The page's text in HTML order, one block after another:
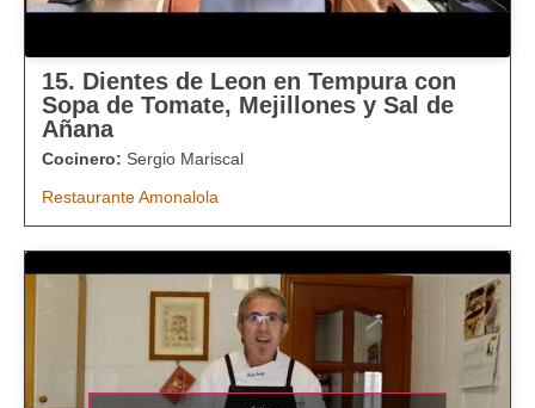
15. Dientes de Leon en Tempura con
Sopa de Tomate, Mejillones y Sal de
Añana
Cocinero: Sergio Mariscal
Restaurante Amonalola